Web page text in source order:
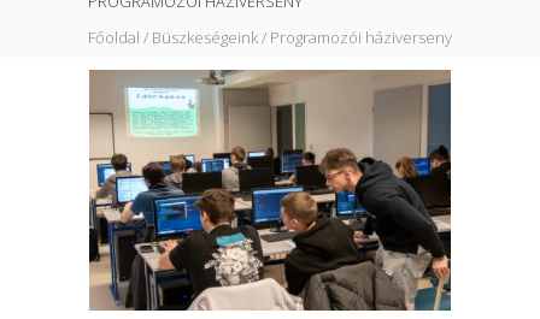
Főoldal Büszkeségeink Programozói háziverseny